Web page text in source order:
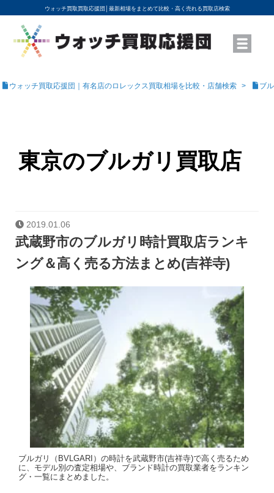
ウォッチ買取買取応援団│ 最新相場をまとめて比較・高く売れる買取店検索
YouTubeで動画を公開中
ROLEXモデル名から買取相場を調べる
高級時計ブランド名から買取相場を調べる
地域から買取店を探す
店舗名から買取店を探す
ブランド時計を高く売る方法
買取査定を依頼する
ウォッチ買取応援団｜有名店のロレックス買取相場を比較・店舗検索 ブ
東京のブルガリ買取店
2019.01.06
武蔵野市のブルガリ時計買取店ランキ
ング＆高く売る方法まとめ(吉祥寺)
ブルガリ（BVLGARI）の時計を武蔵野市(吉祥寺)で高く売るため
に、モデル別の査定相場や、ブランド時計の買取業者をランキン
グ・一覧にまとめました。